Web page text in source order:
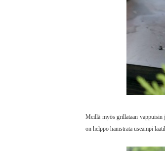
Meillä myös grillataan vappuisin
on helppo hamstrata useampi